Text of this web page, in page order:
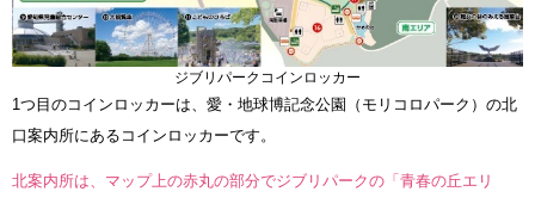
ジブリパークコインロッカー
1つ目のコインロッカーは、愛・地球博記念公園（モリコロパーク）の北
口案内所にあるコインロッカーです。
北案内所は、マップ上の赤丸の部分でジブリパークの「青春の丘エリ